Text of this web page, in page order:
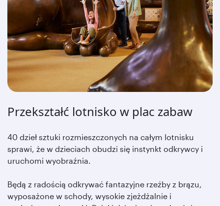
Przekształć lotnisko w plac zabaw
40 dzieł sztuki rozmieszczonych na całym lotnisku
sprawi, że w dzieciach obudzi się instynkt odkrywcy i
uruchomi wyobraźnia.
Będą z radością odkrywać fantazyjne rzeźby z brązu,
wyposażone w schody, wysokie zjeżdżalnie i